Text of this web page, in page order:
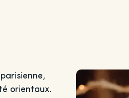
orientaux.